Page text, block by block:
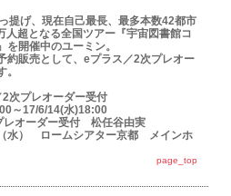
提げ、現在自己最長、最多本数42都市
超となる全国ツアー『宇宙図書館コ
開催中のユーミン。
約販売として、eプラス／2次プレオー
次プレオーダー受付
～17/6/14(水)18:00
レオーダー受付 松任谷由実
水） ロームシアター京都 メインホ
page_top